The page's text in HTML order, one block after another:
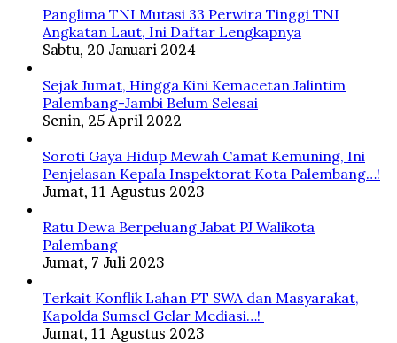
Panglima TNI Mutasi 33 Perwira Tinggi TNI
Angkatan Laut, Ini Daftar Lengkapnya
Sabtu, 20 Januari 2024
Sejak Jumat, Hingga Kini Kemacetan Jalintim
Palembang-Jambi Belum Selesai
Senin, 25 April 2022
Soroti Gaya Hidup Mewah Camat Kemuning, Ini
Penjelasan Kepala Inspektorat Kota Palembang…!
Jumat, 11 Agustus 2023
Ratu Dewa Berpeluang Jabat PJ Walikota
Palembang
Jumat, 7 Juli 2023
Terkait Konflik Lahan PT SWA dan Masyarakat,
Kapolda Sumsel Gelar Mediasi…!
Jumat, 11 Agustus 2023